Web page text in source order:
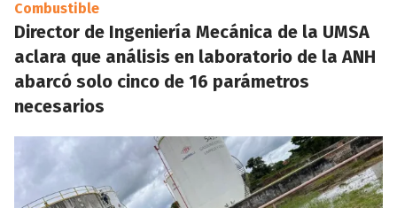
Combustible
Director de Ingeniería Mecánica de la UMSA
aclara que análisis en laboratorio de la ANH
abarcó solo cinco de 16 parámetros
necesarios